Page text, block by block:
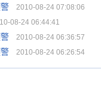
2010-08-24 07:08:06
08-24 06:44:41
2010-08-24 06:36:57
2010-08-24 06:26:54